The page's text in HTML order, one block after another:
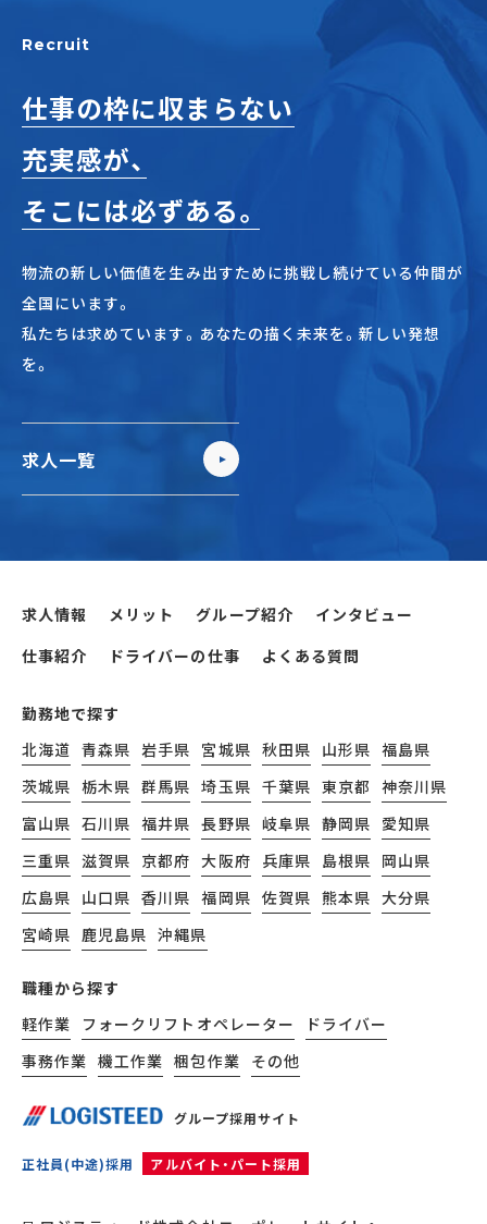
Recruit
仕事の枠に収まらない
充実感が、
そこには必ずある。
物流の新しい価値を生み出すために挑戦し続けている仲間が
全国にいます。
私たちは求めています。あなたの描く未来を。新しい発想
を。
求人一覧
グループ採用サイト
正社員(中途)採用 アルバイト・パート採用
求人情報 メリット グループ紹介
インタビュー
仕事紹介
ドライバーの仕事 よくある質問
勤務地で探す
北海道 青森県 岩手県 宮城県 秋田県 山形県 福島県
茨城県 栃木県 群馬県 埼玉県 千葉県 東京都 神奈川県
富山県 石川県 福井県 長野県 岐阜県 静岡県 愛知県
三重県 滋賀県 京都府 大阪府 兵庫県 島根県 岡山県
広島県 山口県 香川県 福岡県 佐賀県 熊本県 大分県
宮崎県 鹿児島県 沖縄県
職種から探す
軽作業
フォークリフトオペレーター
ドライバー
事務作業 機工作業 梱包作業 その他